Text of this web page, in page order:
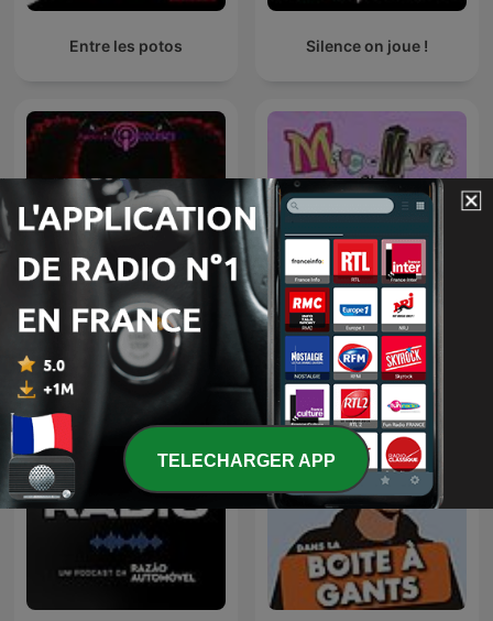
Entre les potos Silence on joue !
Poppy Playtime: The Lost
Tapes
Marc-Marie & Isa Vinden
Iets
TELECHARGER APP